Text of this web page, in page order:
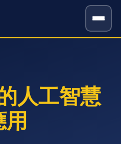
人工智慧
用